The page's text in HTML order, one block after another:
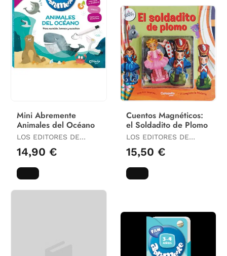
Mini Abremente
Animales del Océano
LOS EDITORES DE
14,90 €
Cuentos Magnéticos:
el Soldadito de Plomo
LOS EDITORES DE
15,50 €